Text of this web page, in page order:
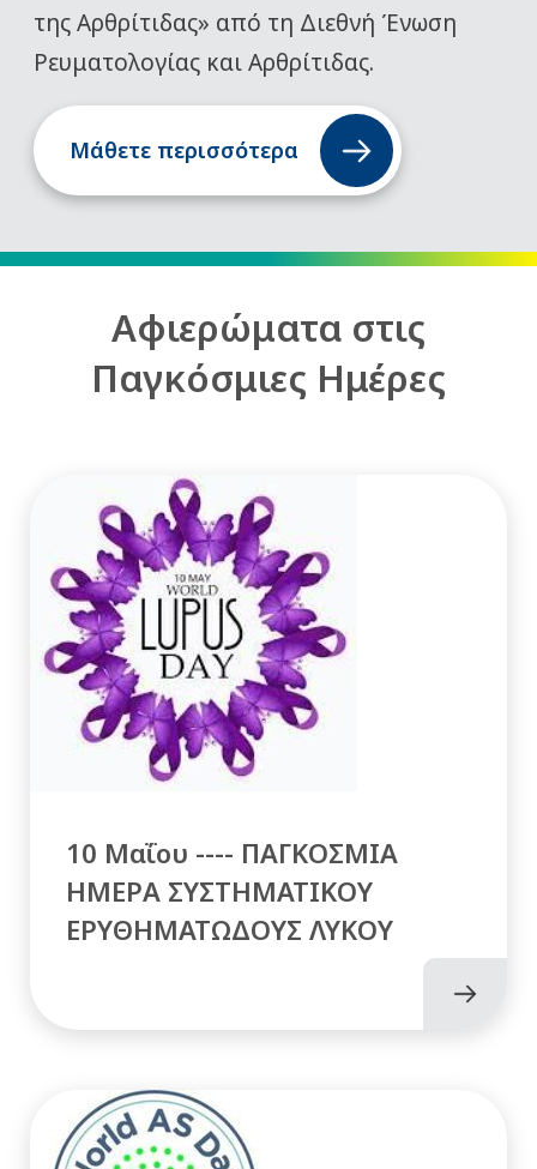
της Αρθρίτιδας» από τη Διεθνή Ένωση
Ρευματολογίας και Αρθρίτιδας.
Μάθετε περισσότερα
Αφιερώματα στις
Παγκόσμιες Ημέρες
10 Μαΐου ---- ΠΑΓΚΟΣΜΙΑ
ΗΜΕΡΑ ΣΥΣΤΗΜΑΤΙΚΟΥ
ΕΡΥΘΗΜΑΤΩΔΟΥΣ ΛΥΚΟΥ